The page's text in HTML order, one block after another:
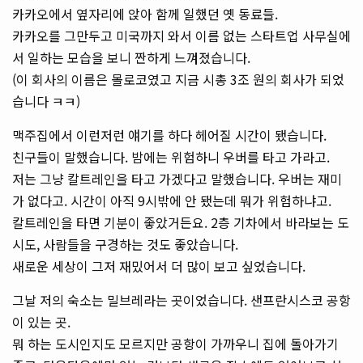
카카오에서 옆자리에 앉아 함께 일했던 옛 동료들.
카카오를 그만두고 미국까지 와서 이름 없는 스타트업 사무실에
서 일하는 모습을 보니 짠하게 느껴졌습니다.
(이 회사의 이름은 몰로코였고 지금 시총 3조 원의 회사가 되었
습니다 ㅋㅋ)
맥주집에서 이런저런 얘기를 하다 헤어질 시간이 됐습니다.
친구들이 말했습니다. 밤에는 위험하니 우버를 타고 가라고.
저는 그냥 칼트레인을 타고 가겠다고 말했습니다. 우버는 재미
가 없다고. 시간이 아직 9시밖에 안 됐는데 뭐가 위험하냐고.
칼트레인을 타면 기분이 좋았거든요. 2층 기차에서 바라보는 도
시도, 사람들을 구경하는 것도 좋았습니다.
새로운 세상이 그저 재밌어서 더 많이 보고 싶었습니다.
그날 저의 숙소는 밀브레라는 곳이었습니다. 샌프란시스코 공항
이 있는 곳.
뭐 하는 도시인지도 모르지만 공항이 가까우니 집에 돌아가기